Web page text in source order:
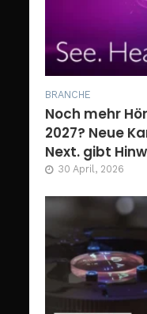
BRANCHE
Noch mehr
2027? Neue
Next. gibt
30 April, 2026